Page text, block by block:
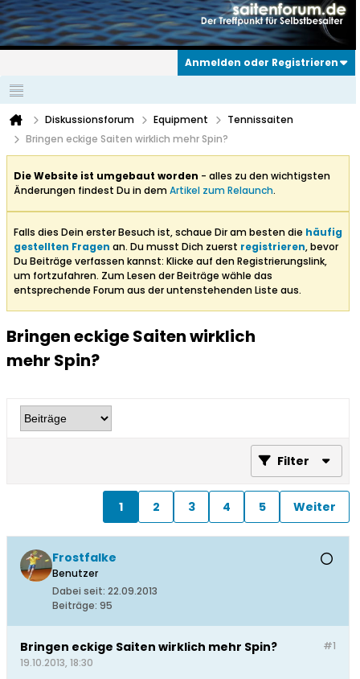
Anmelden oder Registrieren
Diskussionsforum Equipment
Tennissaiten
Bringen eckige Saiten wirklich mehr Spin?
Die Website ist umgebaut worden - alles zu den wichtigsten
Änderungen findest Du in demArtikel zum Relaunch.
Falls dies Dein erster Besuch ist, schaue Dir am besten die häufig
gestellten Fragen an. Du musst Dich zuerst registrieren, bevor
Du Beiträge verfassen kannst: Klicke auf den Registrierungslink,
um fortzufahren. Zum Lesen der Beiträge wähle das
entsprechende Forum aus der untenstehenden Liste aus.
Bringen eckige Saiten wirklich
mehr Spin?
Filter
1 2 3 4 5 Weiter
Frostfalke
Benutzer
Dabei seit: 22.09.2013
Beiträge: 95
#1
Bringen eckige Saiten wirklich mehr Spin?
19.10.2013, 18:30